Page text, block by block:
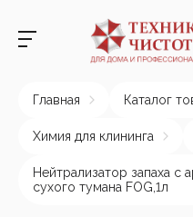
Главная Каталог
Химия для клининга
Нейтрализатор запаха с
сухого тумана FOG,1л